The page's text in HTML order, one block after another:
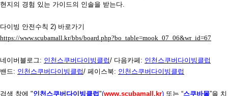
현지의 경험 있는 가이드의 인솔을 받는다.
다이빙 안전수칙 2) 바로가기
https://www.scubamall.kr/bbs/board.php?bo_table=mook_07_06&wr_id=67
네이버블로그: 인천스쿠버다이빙클럽/ 다음카페 : 인천스쿠버다이빙클럽
밴드: 인천스쿠버다이빙클럽/ 페이스북: 인천스쿠버다이빙클럽
검색 창에 "인천스쿠버다이빙클럽 "(www.scubamall.kr) 또는 “스쿠바몰”을 치